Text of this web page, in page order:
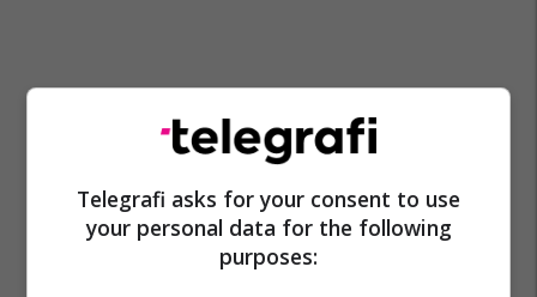
Ipko Foundation
Universiteti I Prishtinës
Koslift
Telegrafi asks for your consent to use
your personal data for the following
purposes: